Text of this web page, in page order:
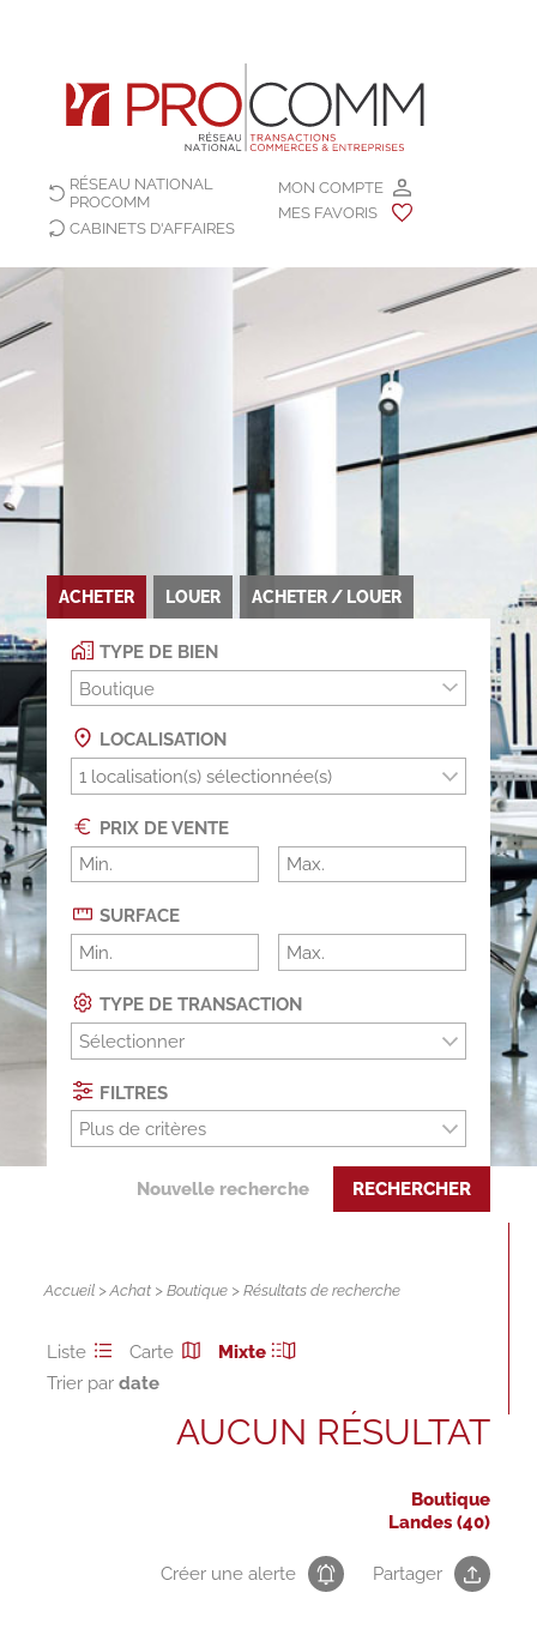
MON COMPTE
MES FAVORIS
RÉSEAU NATIONAL
PROCOMM
CABINETS D'AFFAIRES
ACHETER LOUER ACHETER / LOUER
TYPE DE BIEN
Boutique
LOCALISATION
PRIX DE VENTE
SURFACE
TYPE DE TRANSACTION
Sélectionner
FILTRES
Plus de critères
Nouvelle recherche RECHERCHER
Accueil >Achat >Boutique > Résultats de recherche
Liste Carte
Mixte
Trier par
AUCUN RÉSULTAT
Boutique
Landes (40)
Créer une alerte Partager